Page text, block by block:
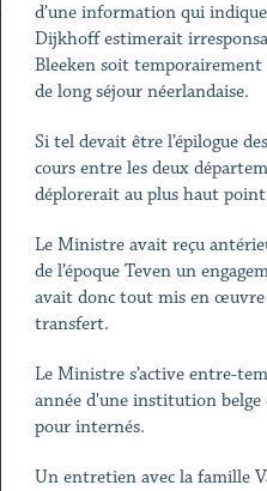
d’une information qui
Dijkhoff estimerait
Bleeken soit
de long séjour néerlandaise.
Si tel devait être l’épilogue
cours entre les deux
déplorerait au plus haut
Le Ministre avait reçu
de l’époque Teven un
avait donc tout mis en
transfert.
Le Ministre s’active entre-
année d'une institution belge
pour internés.
Un entretien avec la famille